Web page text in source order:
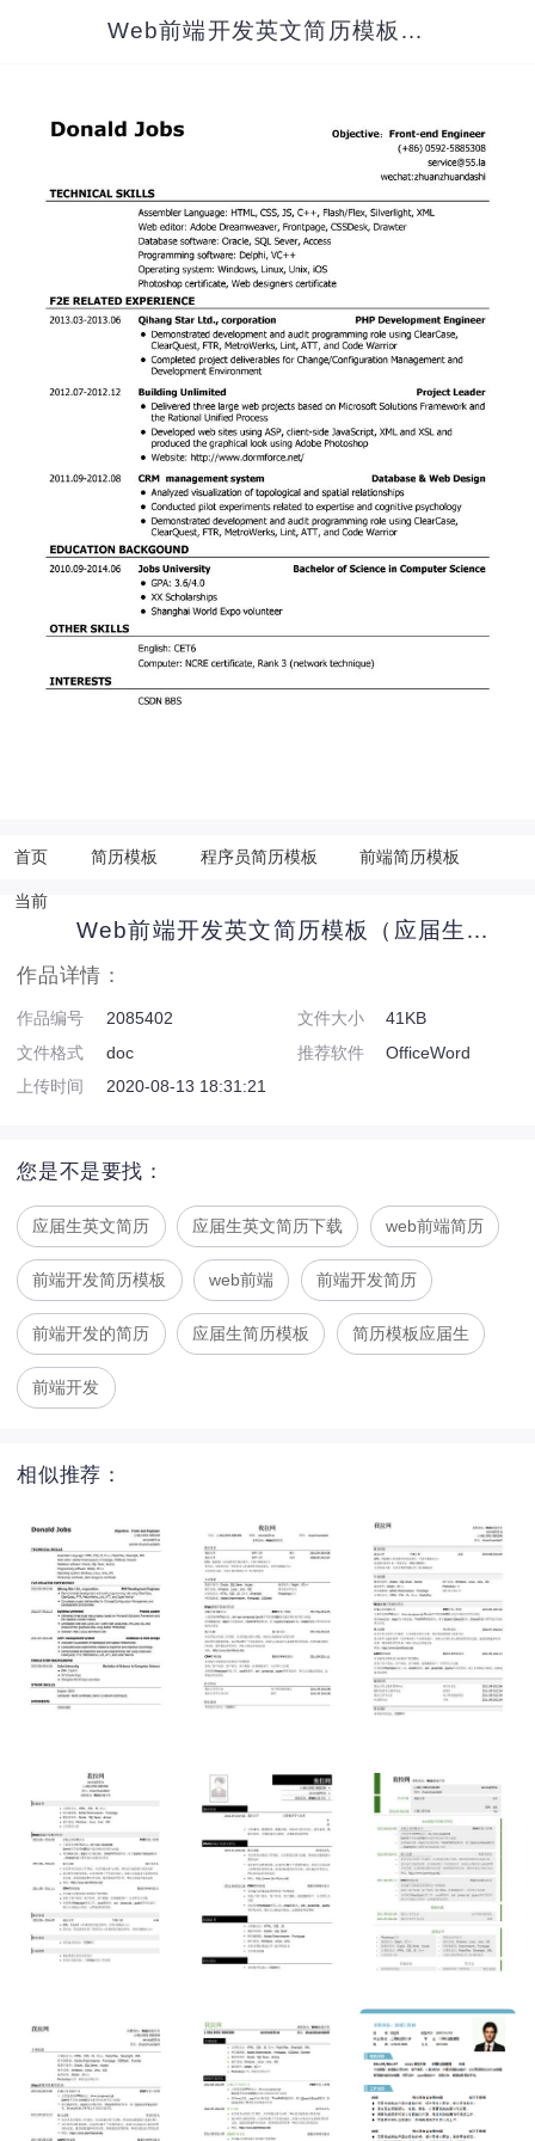
Web前端开发英文简历模板（应届生初级岗位）
首页 简历模板 程序员简历模板 前端简历模板
当前
Web前端开发英文简历模板（应届生初级岗位）
作品详情：
作品编号 2085402 文件大小
41KB
文件格式
doc 推荐软件
OfficeWord
上传时间
2020-08-13 18:31:21
您是不是要找：
应届生英文简历 应届生英文简历下载 web前端简历
前端开发简历模板 web前端 前端开发简历
前端开发的简历 应届生简历模板 简历模板应届生
前端开发
相似推荐：